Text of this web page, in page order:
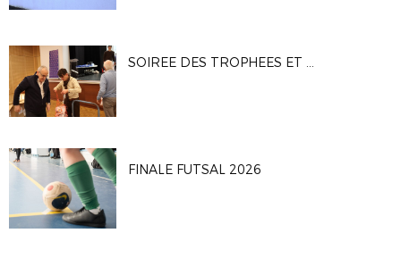
SOIREE DES TROPHEES ET DES BENEVOLES
FINALE FUTSAL 2026